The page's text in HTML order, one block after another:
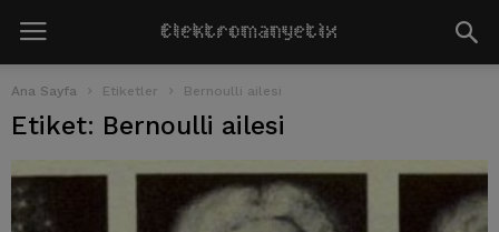
Ana Sayfa Etiketler Bernoulli ailesi
Etiket: Bernoulli ailesi